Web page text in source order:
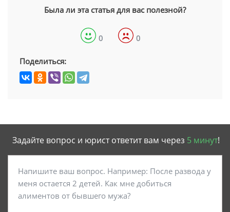
Была ли эта статья для вас полезной?
0 0
Поделиться:
Задайте вопрос и юрист ответит вам через 5 минут!